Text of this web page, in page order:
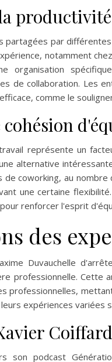
partagées par
notamment
organisation
de collaboration. Les
comme le
représente un
alternative
de coworking, au
une certaine
renforcer l'esprit
des
Duvauchelle
professionnelle. Cette
professionnelles,
expériences variées
son podcast